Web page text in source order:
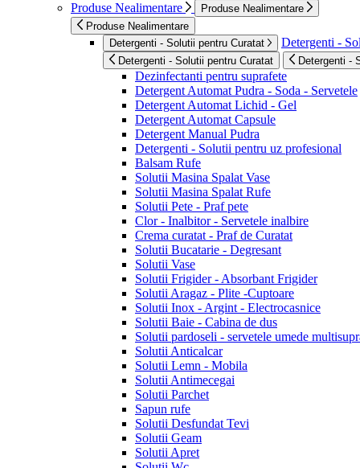
Produse Nealimentare
Produse Nealimentare
Produse Nealimentare
Detergenti - Solutii pentru Curatat
Detergenti -
Detergenti - Solutii pentru Curatat Detergenti -
Dezinfectanti pentru suprafete
Detergent Automat Pudra - Soda - Servetele
Detergent Automat Lichid - Gel
Detergent Automat Capsule
Detergent Manual Pudra
Detergenti - Solutii pentru uz profesional
Balsam Rufe
Solutii Masina Spalat Vase
Solutii Masina Spalat Rufe
Solutii Pete - Praf pete
Clor - Inalbitor - Servetele inalbire
Crema curatat - Praf de Curatat
Solutii Bucatarie - Degresant
Solutii Vase
Solutii Frigider - Absorbant Frigider
Solutii Aragaz - Plite -Cuptoare
Solutii Inox - Argint - Electrocasnice
Solutii Baie - Cabina de dus
Solutii pardoseli - servetele umede
Solutii Anticalcar
Solutii Lemn - Mobila
Solutii Antimecegai
Solutii Parchet
Sapun rufe
Solutii Desfundat Tevi
Solutii Geam
Solutii Apret